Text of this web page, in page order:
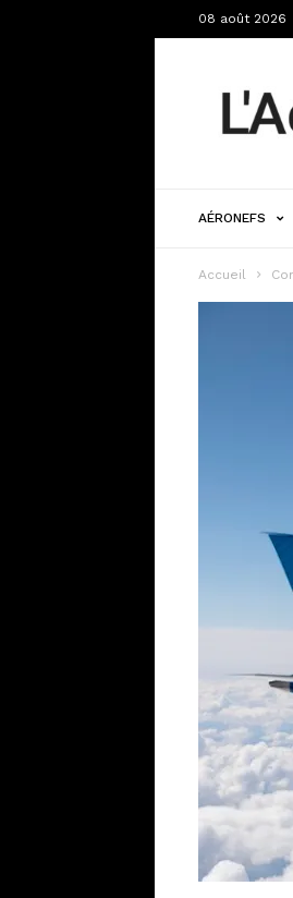
08 août 2026
AÉRONEFS
Accueil